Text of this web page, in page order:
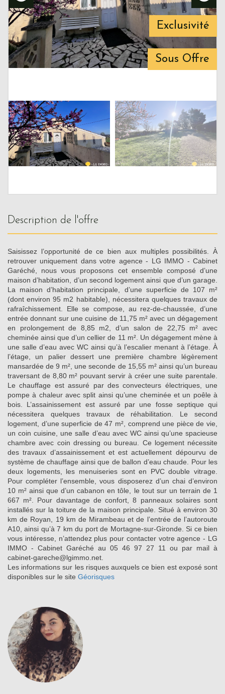
Sous Offre
Exclusivité
description de l'offre
Saisissez l’opportunité de ce bien aux multiples possibilités. À
retrouver uniquement dans votre agence - LG IMMO - Cabinet
Garéché, nous vous proposons cet ensemble composé d’une
maison d’habitation, d’un second logement ainsi que d’un garage.
La maison d’habitation principale, d’une superficie de 107 m²
(dont environ 95 m2 habitable), nécessitera quelques travaux de
rafraîchissement. Elle se compose, au rez-de-chaussée, d’une
entrée donnant sur une cuisine de 11,75 m² avec un dégagement
en prolongement de 8,85 m2, d’un salon de 22,75 m² avec
cheminée ainsi que d’un cellier de 11 m². Un dégagement mène à
une salle d’eau avec WC ainsi qu’à l’escalier menant à l’étage. À
l’étage, un palier dessert une première chambre légèrement
mansardée de 9 m², une seconde de 15,55 m² ainsi qu’un bureau
traversant de 8,80 m² pouvant servir à créer une suite parentale.
Le chauffage est assuré par des convecteurs électriques, une
pompe à chaleur avec split ainsi qu’une cheminée et un poêle à
bois. L’assainissement est assuré par une fosse septique qui
nécessitera quelques travaux de réhabilitation. Le second
logement, d’une superficie de 47 m², comprend une pièce de vie,
un coin cuisine, une salle d’eau avec WC ainsi qu’une spacieuse
chambre avec coin dressing ou bureau. Ce logement nécessite
des travaux d’assainissement et est actuellement dépourvu de
système de chauffage ainsi que de ballon d’eau chaude. Pour les
deux logements, les menuiseries sont en PVC double vitrage.
Pour compléter l’ensemble, vous disposerez d’un chai d’environ
10 m² ainsi que d’un cabanon en tôle, le tout sur un terrain de 1
667 m². Pour davantage de confort, 8 panneaux solaires sont
installés sur la toiture de la maison principale. Situé à environ 30
km de Royan, 19 km de Mirambeau et de l’entrée de l’autoroute
A10, ainsi qu’à 7 km du port de Mortagne-sur-Gironde. Si ce bien
vous intéresse, n’attendez plus pour contacter votre agence - LG
IMMO - Cabinet Garéché au 05 46 97 27 11 ou par mail à
cabinet-gareche@lgimmo.net.
Les informations sur les risques auxquels ce bien est exposé sont
disponibles sur le site Géorisques